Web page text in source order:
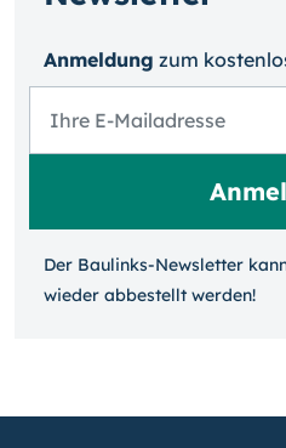
Anmeldung zum
Der Baulinks-Newsletter
wieder ab­bestellt werden!